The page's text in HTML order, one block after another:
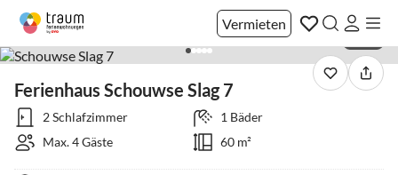
Vermieten
Ferienhaus Schouwse Slag 7
2 Schlafzimmer
1 Bäder
Max. 4 Gäste
60 m²